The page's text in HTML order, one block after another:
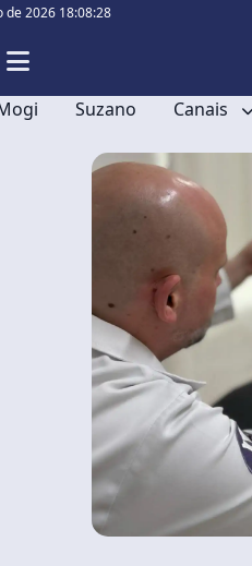
de 2026 18:08:28
Suzano Canais